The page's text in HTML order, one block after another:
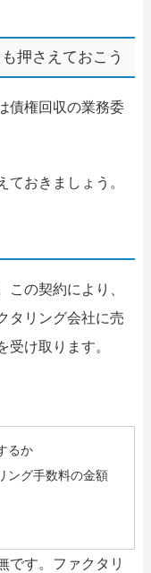
押さえておこう
債権回収の業務委
おきましょう。
の契約により、
タリング会社に売
け取ります。
るか
ング手数料の金額
です。ファクタリ